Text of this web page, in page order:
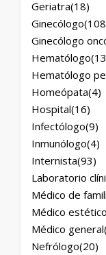
Geriatra(18)
Ginecólogo
Ginecólogo
Hematólogo
Hematólogo
Homeópata(4)
Hospital(16)
Infectólogo(9)
Inmunólogo(4)
Internista(93)
Laboratorio
Médico de
Médico estético
Médico general
Nefrólogo(20)